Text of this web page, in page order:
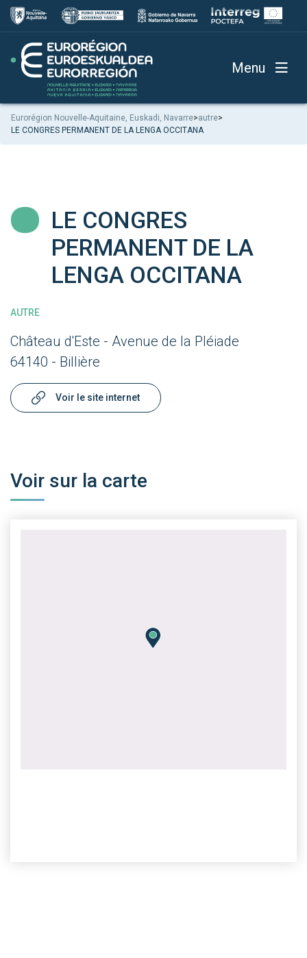
Menu
Eurorégion Nouvelle-Aquitaine, Euskadi, Navarre>autre>
LE CONGRES PERMANENT DE LA LENGA OCCITANA
LE CONGRES
PERMANENT DE LA
LENGA OCCITANA
AUTRE
Château d'Este - Avenue de la Pléiade
64140 - Billière
Voir le site internet
Voir sur la carte